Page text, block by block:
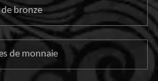
bronze
de monnaie